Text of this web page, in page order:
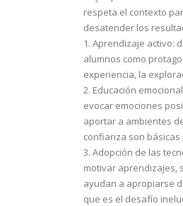
respeta el contexto
desatender los
1. Aprendizaje activo:
alumnos como
experiencia, la
2. Educación
evocar emociones
aportar a ambientes
confianza son
3. Adopción de las
motivar aprendizajes,
ayudan a apropiarse
que es el desafío